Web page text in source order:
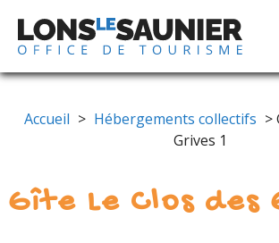
Accueil > Hébergements collectifs >
Grives 1
Gîte Le Clos des